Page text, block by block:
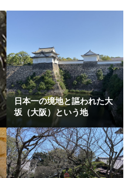
日本一の境地と謳われた大
坂（大阪）という地